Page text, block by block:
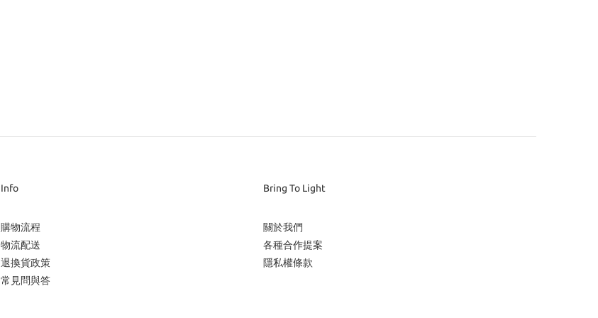
Info
購物流程
物流配送
退換貨政策
常見問與答
Bring To Light
關於我們
各種合作提案
隱私權條款